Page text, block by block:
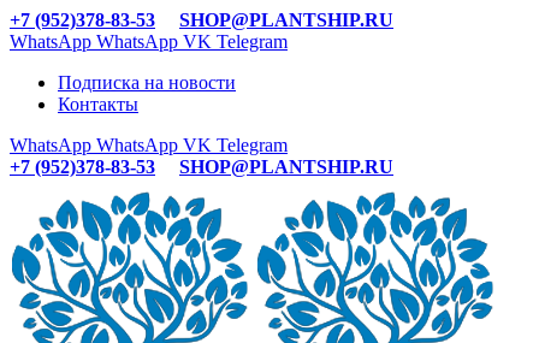
+7 (952)378-83-53
SHOP@PLANTSHIP.RU
WhatsApp WhatsApp VK Telegram
Подписка на новости
Контакты
WhatsApp WhatsApp VK Telegram
+7 (952)378-83-53
SHOP@PLANTSHIP.RU